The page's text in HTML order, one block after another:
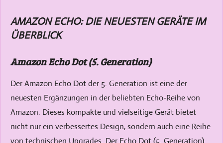
AMAZON ECHO: DIE NEUESTEN GERÄTE IM
ÜBERBLICK
Amazon Echo Dot (5. Generation)
Der Amazon Echo Dot der 5. Generation ist eine der
neuesten Ergänzungen in der beliebten Echo-Reihe von
Amazon. Dieses kompakte und vielseitige Gerät bietet
nicht nur ein verbessertes Design, sondern auch eine Reihe